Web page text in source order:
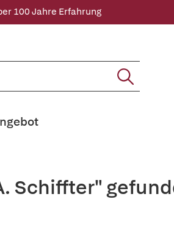
100 Jahre Erfahrung
Schiffter"